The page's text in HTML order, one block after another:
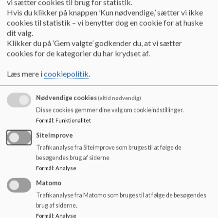
Haukur orienterer om princippet. Princippet skal udmøntes i det
kommende skoleår.  Princippets ordlyd godkendes med plan om at
layoutet finpudses på senere tidspunkt, så det matcher de øvrige
principper.
Status på skoleindskrivning og lokaler v. Steffen
Kort orientering om antallet af indskrevne børn samt status på
mulige løsninger ift. lokaleudfordringer.
AD 3:
Steffen orienterer om status: På 0. årgang er der  50 børn
indskrevet og 6 børn uafklaret . 1 barn mere så , skal vi udmønte 3
spor på 0. årgang. Vi planlægger ikke med et 3. spor før vi er
tættere på sommerferien og har eventuelle andre tal.
I i-klasserne er der 131 ansøgere. På 8. årgang kommer vi ikke til
vi sætter cookies til brug for statistik.
Hvis du klikker på knappen ’Kun nødvendige,’ sætter vi ikke
cookies til statistik – vi benytter dog en cookie for at huske
dit valg.
Klikker du på ’Gem valgte’ godkender du, at vi sætter
cookies for de kategorier du har krydset af.
Læs mere icookiepolitik.
Nødvendige cookies(altid nødvendig)
Disse cookies gemmer dine valg om cookieindstillinger.
Formål: Funktionalitet
SiteImprove
Trafikanalyse fra Siteimprove som bruges til at følge de
besøgendes brug af siderne
Formål: Analyse
Matomo
Trafikanalyse fra Matomo som bruges til at følge de besøgendes
brug af siderne.
Formål: Analyse